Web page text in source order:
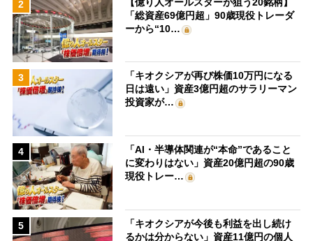
2
「総資産69億円超」90歳現役トレーダ
ーから“10…
3
「キオクシアが再び株価10万円になる
日は遠い」資産3億円超のサラリーマン
投資家が…
4
「AI・半導体関連が“本命”であること
に変わりはない」資産20億円超の90歳
現役トレー…
5
「キオクシアが今後も利益を出し続け
るかは分からない」資産11億円の個人